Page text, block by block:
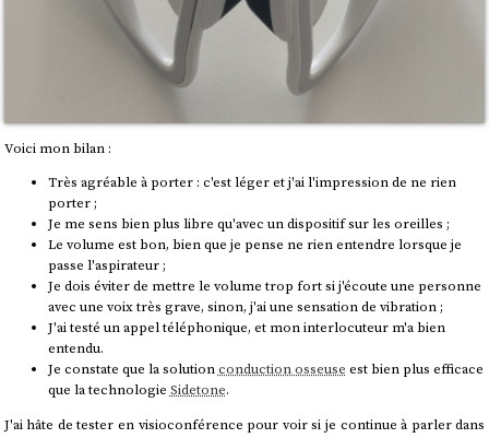
Voici mon bilan :
Très agréable à porter : c'est léger et j'ai l'impression de ne rien
porter ;
Je me sens bien plus libre qu'avec un dispositif sur les oreilles ;
Le volume est bon, bien que je pense ne rien entendre lorsque je
passe l'aspirateur ;
Je dois éviter de mettre le volume trop fort si j'écoute une personne
avec une voix très grave, sinon, j'ai une sensation de vibration ;
J'ai testé un appel téléphonique, et mon interlocuteur m'a bien
entendu.
Je constate que la solutionconduction osseuse est bien plus efficace
que la technologie Sidetone.
J'ai hâte de tester en visioconférence pour voir si je continue à parler dans